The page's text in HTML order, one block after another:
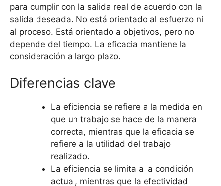
para cumplir con la salida real de acuerdo con la
salida deseada. No está orientado al esfuerzo ni
al proceso. Está orientado a objetivos, pero no
depende del tiempo. La eficacia mantiene la
consideración a largo plazo.
Diferencias clave
La eficiencia se refiere a la medida en
que un trabajo se hace de la manera
correcta, mientras que la eficacia se
refiere a la utilidad del trabajo
realizado.
La eficiencia se limita a la condición
actual, mientras que la efectividad